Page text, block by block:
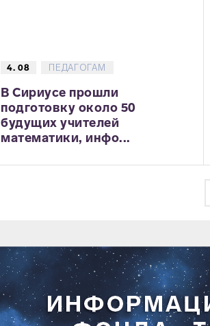
4. 08 ПЕДАГОГАМ
В Сириусе прошли
подготовку около 50
будущих учителей
математики, инфо...